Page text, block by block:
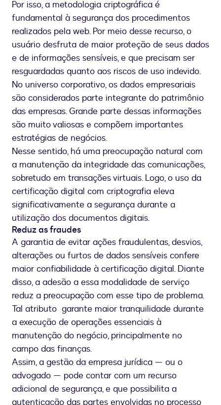
Por isso, a metodologia criptográfica é
fundamental à segurança dos procedimentos
realizados pela web. Por meio desse recurso, o
usuário desfruta de maior proteção de seus dados
e de informações sensíveis, e que precisam ser
resguardadas quanto aos riscos de uso indevido.
No universo corporativo, os dados empresariais
são considerados parte integrante do patrimônio
das empresas. Grande parte dessas informações
são muito valiosas e compõem importantes
estratégias de negócios.
Nesse sentido, há uma preocupação natural com
a manutenção da integridade das comunicações,
sobretudo em transações virtuais. Logo, o uso da
certificação digital com criptografia eleva
significativamente a segurança durante a
utilização dos documentos digitais.
Reduz as fraudes
A garantia de evitar ações fraudulentas, desvios,
alterações ou furtos de dados sensíveis confere
maior confiabilidade à certificação digital. Diante
disso, a adesão a essa modalidade de serviço
reduz a preocupação com esse tipo de problema.
Tal atributo garante maior tranquilidade durante
a execução de operações essenciais à
manutenção do negócio, principalmente no
campo das finanças.
Assim, a gestão da empresa jurídica — ou o
advogado — pode contar com um recurso
adicional de segurança, e que possibilita a
autenticação das partes envolvidas no processo